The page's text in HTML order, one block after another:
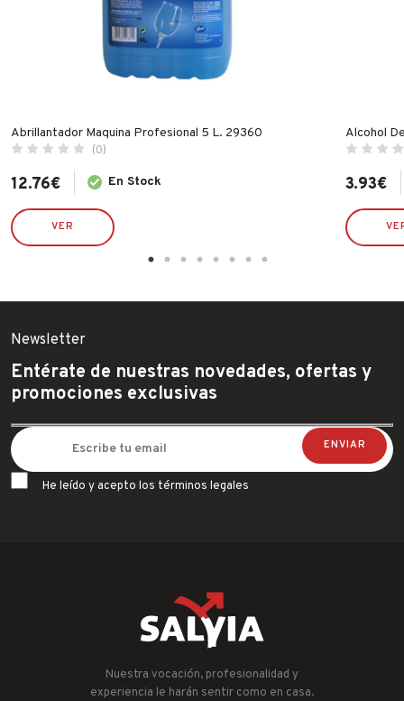
Abrillantador Maquina Profesional 5 L. 29360
(0)
12.76€ En Stock
VER
Alcohol
3.93€
Newsletter
Entérate de nuestras novedades, ofertas y
promociones exclusivas
He leído y acepto los términos legales
Nuestra vocación, profesionalidad y
experiencia le harán sentir como en casa.